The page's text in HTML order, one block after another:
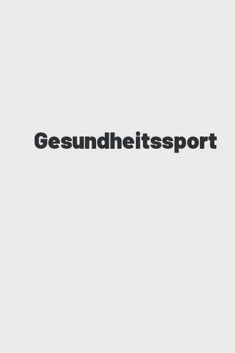
Gesundheitssport